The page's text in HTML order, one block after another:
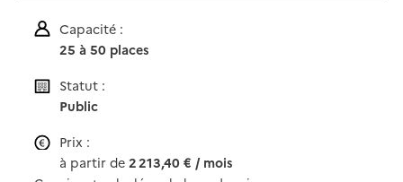
Capacité :
25 à 50 places
Statut :
Public
Prix :
à partir de2 213,40 € / mois